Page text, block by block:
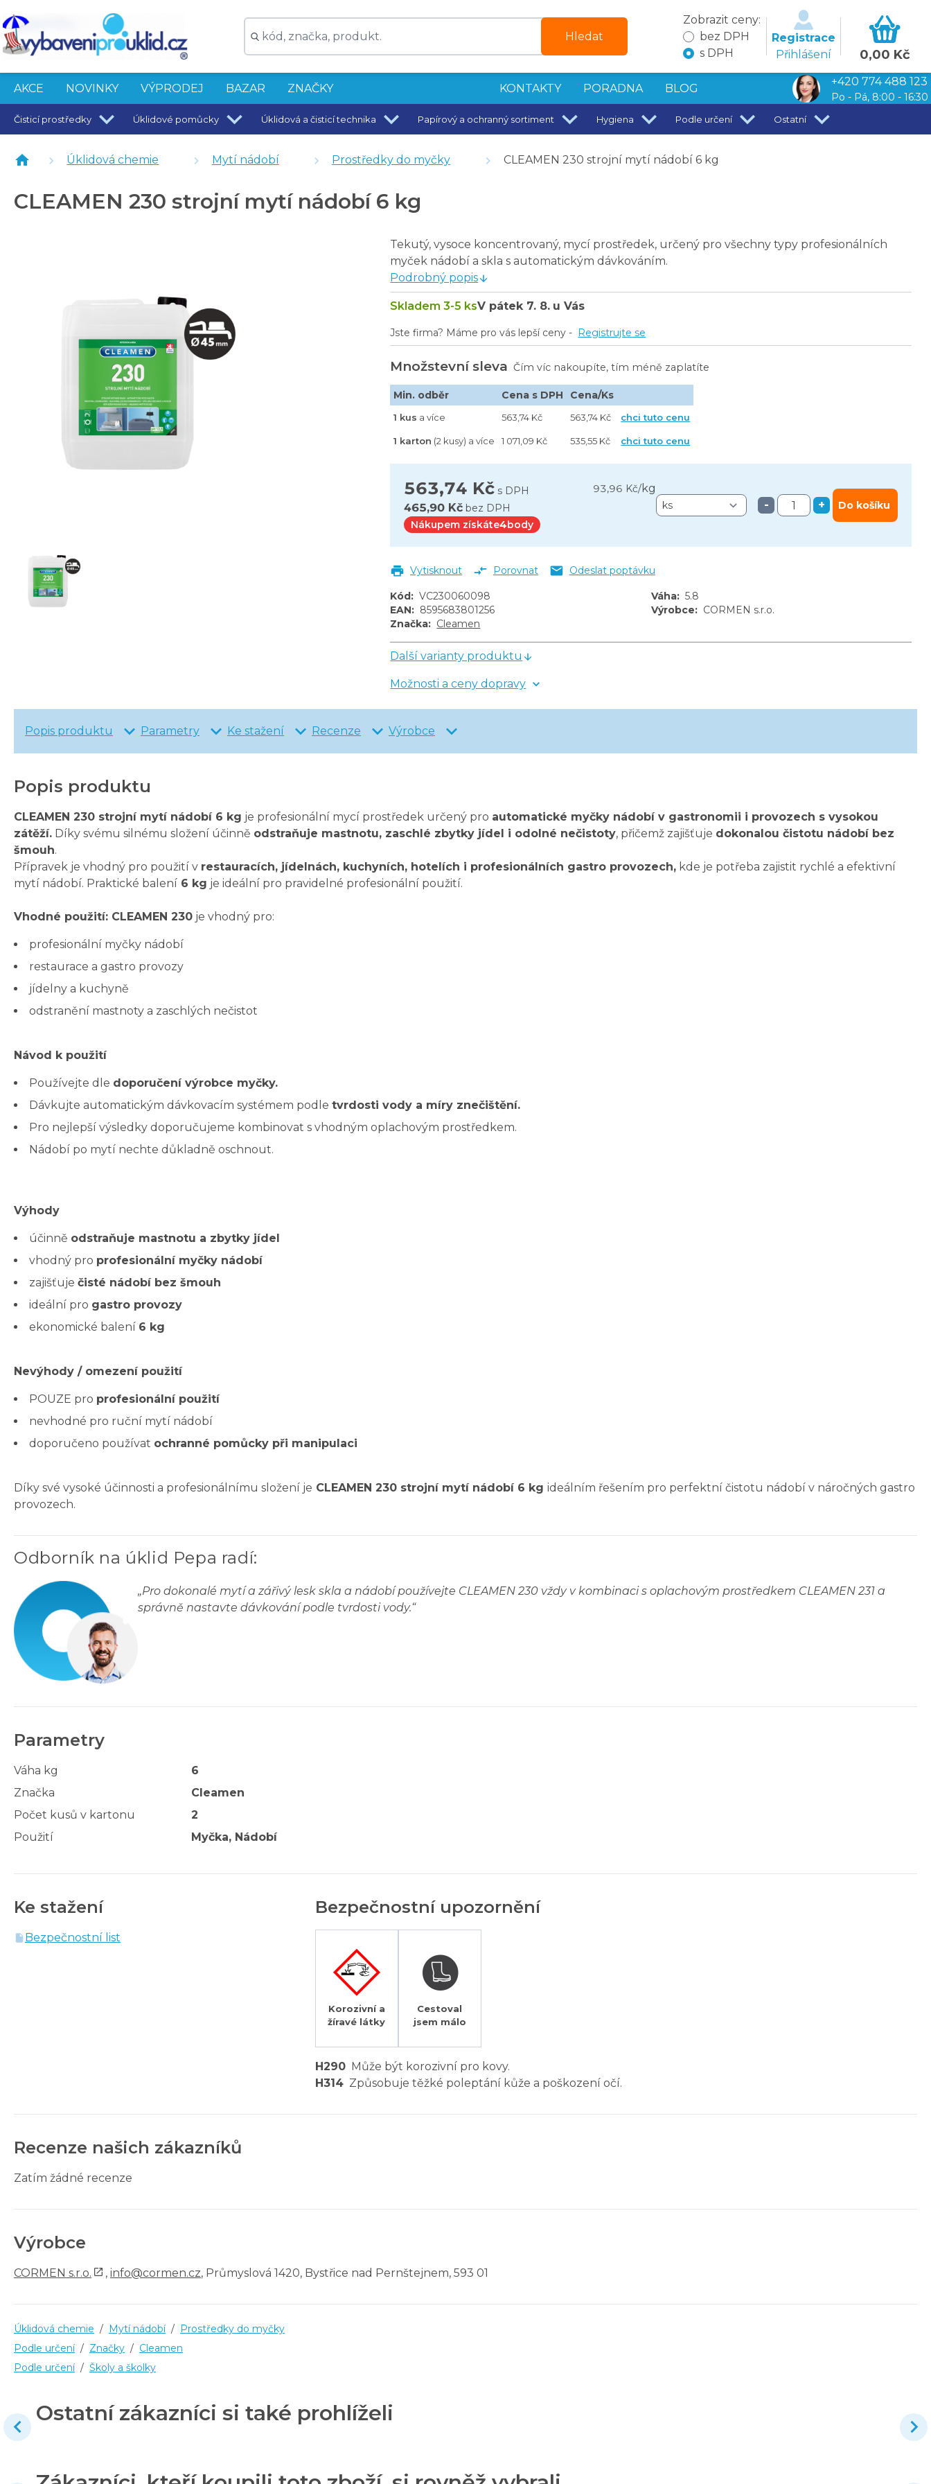
Hledat
Zobrazit ceny:
bez DPH
s DPH
Registrace
Přihlášení
0,00 Kč
AKCE NOVINKY VÝPRODEJ BAZAR ZNAČKY KONTAKTY PORADNA BLOG
+420 774 488 123
Po - Pá, 8:00 - 16:30
Čisticí prostředky Úklidové pomůcky Úklidová a čisticí technika Papírový a ochranný sortiment Hygiena Podle určení Ostatní
CLEAMEN 231 strojní oplach nádobí 5 kg
GO! prášek do myček nádobí 3 kg
Úklidová chemie Mytí nádobí Prostředky do myčky CLEAMEN 230 strojní mytí nádobí 6 kg
CLEAMEN 230 strojní mytí nádobí 6 kg
Tekutý, vysoce koncentrovaný, mycí prostředek, určený pro všechny typy profesionálních
myček nádobí a skla s automatickým dávkováním.
Podrobný popis
563,74 Kč s DPH 93,96 Kč/kg
465,90 Kč bez DPH
Nákupem získáte4body
- + Do košíku
Skladem 3-5 ksV pátek 7. 8. u Vás
Jste firma? Máme pro vás lepší ceny - Registrujte se
Množstevní sleva Čím víc nakoupíte, tím méně zaplatíte
Min. odběr Cena s DPH Cena/Ks
1 kus a více 563,74 Kč 563,74 Kč chci tuto cenu
1 karton (2 kusy) a více 1 071,09 Kč 535,55 Kč chci tuto cenu
Vytisknout Porovnat Odeslat poptávku
Kód: VC230060098 Váha: 5.8
EAN: 8595683801256 Výrobce: CORMEN s.r.o.
Značka: Cleamen
Další varianty produktu
Možnosti a ceny dopravy
Popis produktu Parametry Ke stažení Recenze Výrobce
Popis produktu
CLEAMEN 230 strojní mytí nádobí 6 kg je profesionální mycí prostředek určený pro automatické myčky nádobí v gastronomii i provozech s vysokou
zátěží. Díky svému silnému složení účinně odstraňuje mastnotu, zaschlé zbytky jídel i odolné nečistoty, přičemž zajišťuje dokonalou čistotu nádobí bez
šmouh.
Přípravek je vhodný pro použití v restauracích, jídelnách, kuchyních, hotelích i profesionálních gastro provozech, kde je potřeba zajistit rychlé a efektivní
mytí nádobí. Praktické balení 6 kg je ideální pro pravidelné profesionální použití.
Vhodné použití: CLEAMEN 230 je vhodný pro:
profesionální myčky nádobí
restaurace a gastro provozy
jídelny a kuchyně
odstranění mastnoty a zaschlých nečistot
Návod k použití
Používejte dle doporučení výrobce myčky.
Dávkujte automatickým dávkovacím systémem podle tvrdosti vody a míry znečištění.
Pro nejlepší výsledky doporučujeme kombinovat s vhodným oplachovým prostředkem.
Nádobí po mytí nechte důkladně oschnout.
Výhody
účinně odstraňuje mastnotu a zbytky jídel
vhodný pro profesionální myčky nádobí
zajišťuje čisté nádobí bez šmouh
ideální pro gastro provozy
ekonomické balení 6 kg
Nevýhody / omezení použití
POUZE pro profesionální použití
nevhodné pro ruční mytí nádobí
doporučeno používat ochranné pomůcky při manipulaci
Díky své vysoké účinnosti a profesionálnímu složení je CLEAMEN 230 strojní mytí nádobí 6 kg ideálním řešením pro perfektní čistotu nádobí v náročných gastro
provozech.
Odborník na úklid Pepa radí:
„Pro dokonalé mytí a zářivý lesk skla a nádobí používejte CLEAMEN 230 vždy v kombinaci s oplachovým prostředkem CLEAMEN 231 a
správně nastavte dávkování podle tvrdosti vody.“
Parametry
Váha kg
6
Značka
Cleamen
Počet kusů v kartonu
2
Použití
Myčka, Nádobí
Ke stažení
Bezpečnostní list
Bezpečnostní upozornění
Korozivní a
žíravé látky
Cestoval
jsem málo
H290 Může být korozivní pro kovy.
H314 Způsobuje těžké poleptání kůže a poškození očí.
Recenze našich zákazníků
Zatím žádné recenze
Výrobce
CORMEN s.r.o. , info@cormen.cz, Průmyslová 1420, Bystřice nad Pernštejnem, 593 01
Úklidová chemie / Mytí nádobí / Prostředky do myčky
Podle určení / Značky / Cleamen
Podle určení / Školy a školky
Ostatní zákazníci si také prohlíželi